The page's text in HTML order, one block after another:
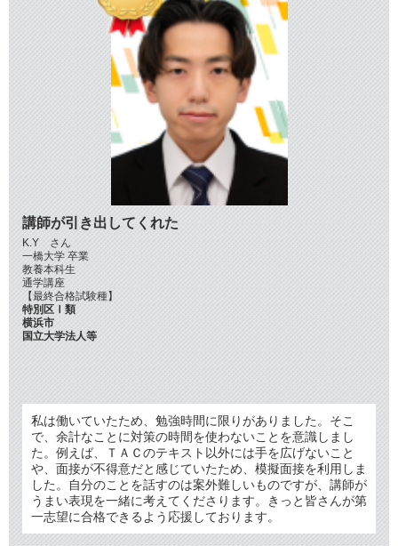
講師が引き出してくれた
K.Y さん
一橋大学 卒業
教養本科生
通学講座
【最終合格試験種】
特別区Ⅰ類
横浜市
国立大学法人等
私は働いていたため、勉強時間に限りがありました。そこ
で、余計なことに対策の時間を使わないことを意識しまし
た。例えば、ＴＡＣのテキスト以外には手を広げないこと
や、面接が不得意だと感じていたため、模擬面接を利用しま
した。自分のことを話すのは案外難しいものですが、講師が
うまい表現を一緒に考えてくださります。きっと皆さんが第
一志望に合格できるよう応援しております。